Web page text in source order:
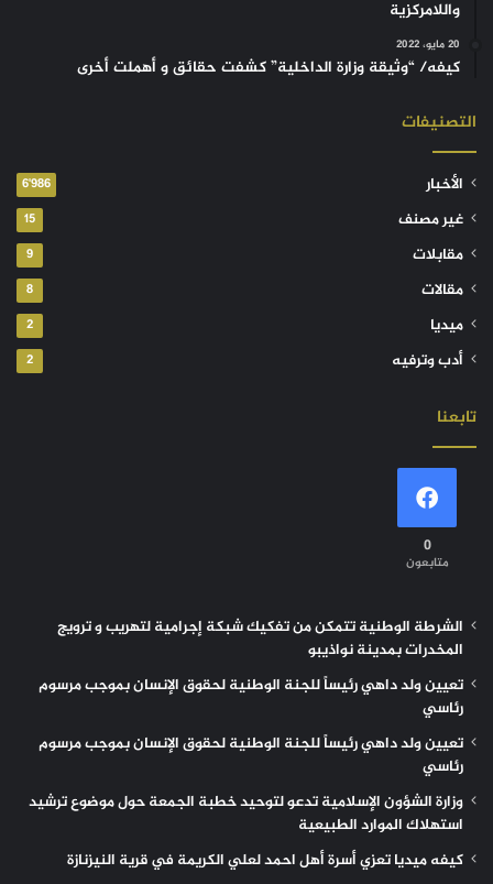
واللامركزية
20 مايو، 2022
كيفه/ “وثيقة وزارة الداخلية” كشفت حقائق و أهملت أخرى
التصنيفات
الأخبار 6٬986
غير مصنف 15
مقابلات 9
مقالات 8
ميديا 2
أدب وترفيه 2
تابعنا
0
متابعون
الشرطة الوطنية تتمكن من تفكيك شبكة إجرامية لتهريب و ترويج
المخدرات بمدينة نواذيبو
تعيين ولد داهي رئيساً للجنة الوطنية لحقوق الإنسان بموجب مرسوم
رئاسي
تعيين ولد داهي رئيساً للجنة الوطنية لحقوق الإنسان بموجب مرسوم
رئاسي
وزارة الشؤون الإسلامية تدعو لتوحيد خطبة الجمعة حول موضوع ترشيد
استهلاك الموارد الطبيعية
كيفه ميديا تعزي أسرة أهل احمد لعلي الكريمة في قرية النيزنازة